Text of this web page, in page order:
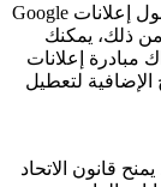
يستطيع المستخدمون تعيين تفضيلات لكيفية وصول إعلانات Google
من ذلك، يمكنك
مبادرة إعلانات
لتعطيل
قانون الاتحاد